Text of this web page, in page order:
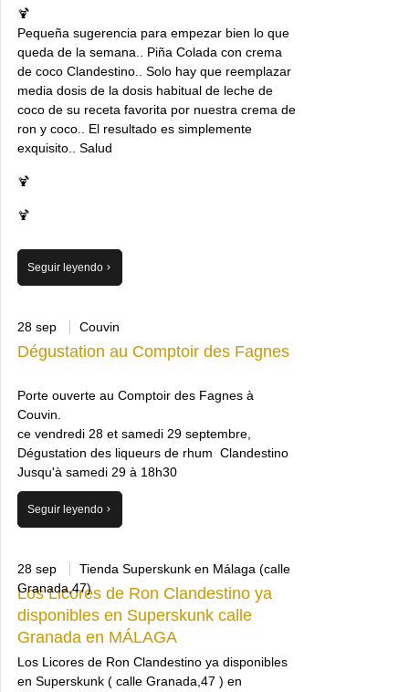
🍹
Pequeña sugerencia para empezar bien lo que
queda de la semana.. Piña Colada con crema
de coco Clandestino.. Solo hay que reemplazar
media dosis de la dosis habitual de leche de
coco de su receta favorita por nuestra crema de
ron y coco.. El resultado es simplemente
exquisito.. Salud
🍹
🍹
Seguir leyendo
28 sep Couvin
Dégustation au Comptoir des Fagnes
Porte ouverte au Comptoir des Fagnes à
Couvin.
ce vendredi 28 et samedi 29 septembre,
Dégustation des liqueurs de rhum Clandestino
Jusqu'à samedi 29 à 18h30
Seguir leyendo
28 sep
Tienda Superskunk en Málaga (calle
Granada,47)
Los Licores de Ron Clandestino ya
disponibles en Superskunk calle
Granada en MÁLAGA
Los Licores de Ron Clandestino ya disponibles
en Superskunk ( calle Granada,47 ) en